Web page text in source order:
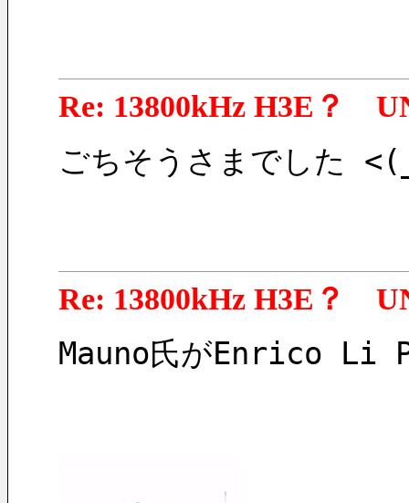
Re: 13800kHz H3E？
ごちそうさまでした
Re: 13800kHz H3E？
Mauno氏がEnrico Li